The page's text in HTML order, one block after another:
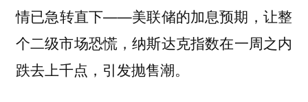
情已急转直下——美联储的加息预期，让整
个二级市场恐慌，纳斯达克指数在一周之内
跌去上千点，引发抛售潮。